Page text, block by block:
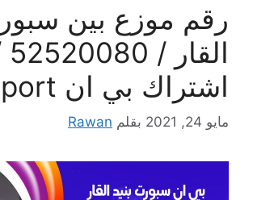
رقم موزع بين
اشتراك بي ان bein sport
مايو 24, 2021 بقلم Rawan